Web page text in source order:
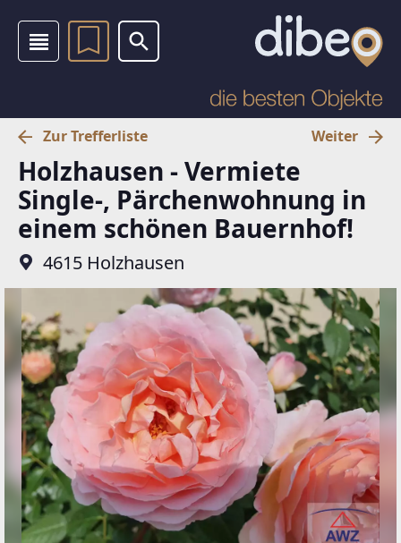
Zur Trefferliste Weiter
Holzhausen - Vermiete
Single-, Pärchenwohnung in
einem schönen Bauernhof!
4615 Holzhausen